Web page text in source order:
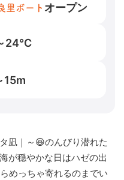
里ボート オープン
24℃
15m
凪｜～😆のんびり潜れた
が穏やかな日はハゼの出
めっちゃ寄れるのまでい